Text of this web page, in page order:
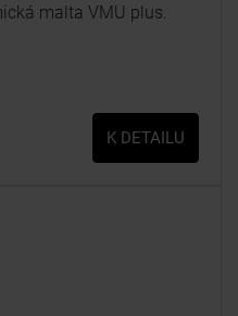
malta VMU plus.
K DETAILU